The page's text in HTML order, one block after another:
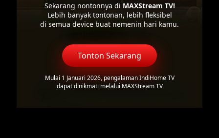
Sekarang nontonnya di MAXStream TV!
Lebih banyak tontonan, lebih fleksibel
di semua device buat nemenin hari kamu.
Tonton Sekarang
Mulai 1 Januari 2026, pengalaman IndiHome TV
dapat dinikmati melalui MAXStream TV